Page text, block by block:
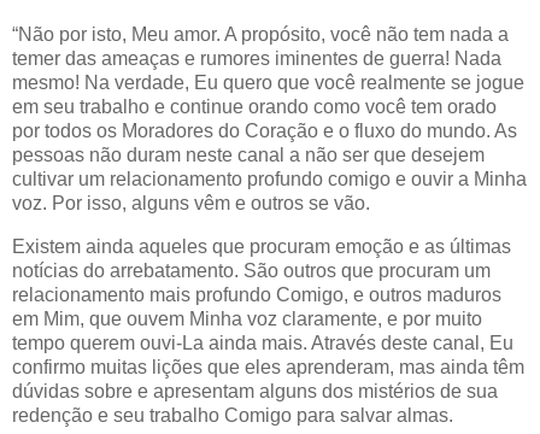
“Não por isto, Meu amor. A propósito, você não tem nada a
temer das ameaças e rumores iminentes de guerra! Nada
mesmo! Na verdade, Eu quero que você realmente se jogue
em seu trabalho e continue orando como você tem orado
por todos os Moradores do Coração e o fluxo do mundo. As
pessoas não duram neste canal a não ser que desejem
cultivar um relacionamento profundo comigo e ouvir a Minha
voz. Por isso, alguns vêm e outros se vão.
Existem ainda aqueles que procuram emoção e as últimas
notícias do arrebatamento. São outros que procuram um
relacionamento mais profundo Comigo, e outros maduros
em Mim, que ouvem Minha voz claramente, e por muito
tempo querem ouvi-La ainda mais. Através deste canal, Eu
confirmo muitas lições que eles aprenderam, mas ainda têm
dúvidas sobre e apresentam alguns dos mistérios de sua
redenção e seu trabalho Comigo para salvar almas.